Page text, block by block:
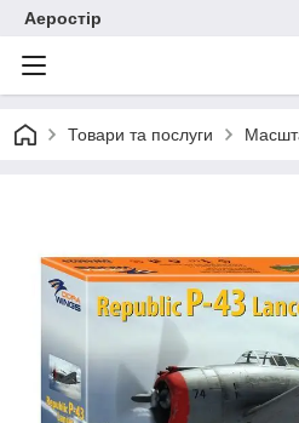
Аеростір
Товари та послуги